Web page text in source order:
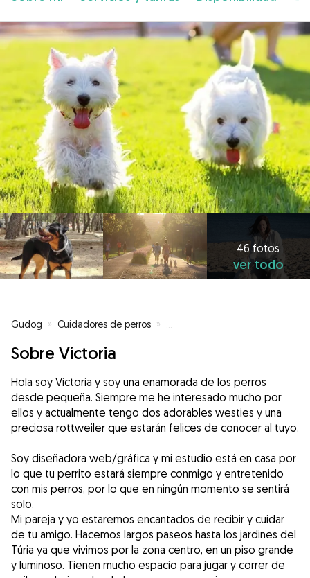
46 fotos
ver todo
Gudog » Cuidadores de perros »
Sobre Victoria
Hola soy Victoria y soy una enamorada de los perros
desde pequeña. Siempre me he interesado mucho por
ellos y actualmente tengo dos adorables westies y una
preciosa rottweiler que estarán felices de conocer al tuyo.
Soy diseñadora web/gráfica y mi estudio está en casa por
lo que tu perrito estará siempre conmigo y entretenido
con mis perros, por lo que en ningún momento se sentirá
solo.
Mi pareja y yo estaremos encantados de recibir y cuidar
de tu amigo. Hacemos largos paseos hasta los jardines del
Túria ya que vivimos por la zona centro, en un piso grande
y luminoso. Tienen mucho espacio para jugar y correr de